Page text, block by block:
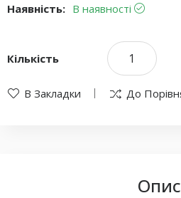
Наявність: В наявності
Кількість
В Закладки До
Опис